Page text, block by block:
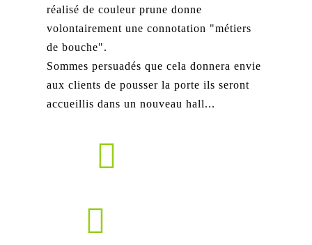
réalisé de couleur prune donne
volontairement une connotation "métiers
de bouche".
Sommes persuadés que cela donnera envie
aux clients de pousser la porte ils seront
accueillis dans un nouveau hall...